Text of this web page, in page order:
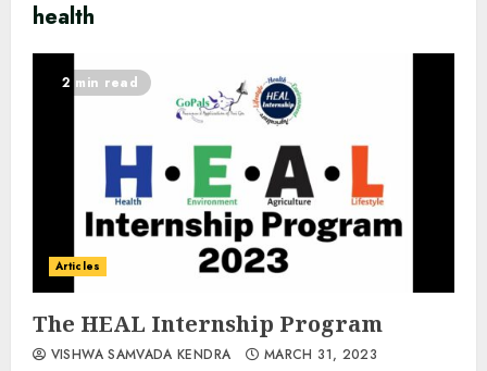
health
2 min read
Articles
The HEAL Internship Program
VISHWA SAMVADA KENDRA MARCH 31, 2023